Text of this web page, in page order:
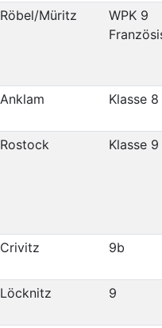
Röbel/Müritz
WPK 9
Anklam Klasse 8
Rostock Klasse
Crivitz 9b
Löcknitz 9